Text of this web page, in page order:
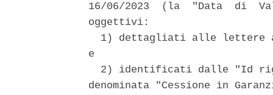
16/06/2023  (la  "Data  di
oggettivi:
1) dettagliati alle lettere
e
2) identificati dalle "Id
denominata "Cessione in